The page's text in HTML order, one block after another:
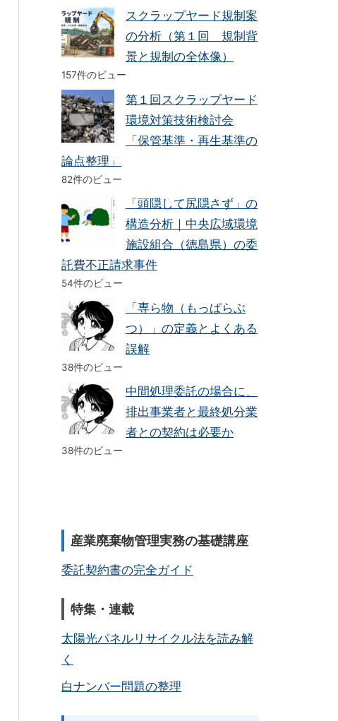
スクラップヤード規制案
の分析（第１回 規制背
景と規制の全体像）
157件のビュー
第１回スクラップヤード
環境対策技術検討会
「保管基準・再生基準の
論点整理」
82件のビュー
「頭隠して尻隠さず」の
構造分析｜中央広域環境
施設組合（徳島県）の委
託費不正請求事件
54件のビュー
「専ら物（もっぱらぶ
つ）」の定義とよくある
誤解
38件のビュー
中間処理委託の場合に、
排出事業者と最終処分業
者との契約は必要か
38件のビュー
産業廃棄物管理実務の基礎講座
委託契約書の完全ガイド
特集・連載
太陽光パネルリサイクル法を読み解
く
白ナンバー問題の整理